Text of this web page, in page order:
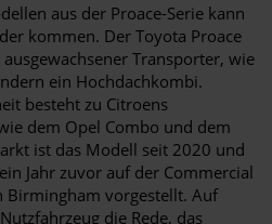
aus der Proace-Serie kann
kommen. Der Toyota Proace
Transporter, wie
ein Hochdachkombi.
besteht zu Citroens
dem Opel Combo und dem
ist das Modell seit 2020 und
Jahr zuvor auf der Commercial
Birmingham vorgestellt. Auf
die Rede, das